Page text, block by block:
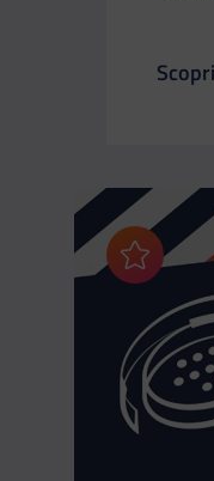
Il link
Scopri
Aggiungi ai